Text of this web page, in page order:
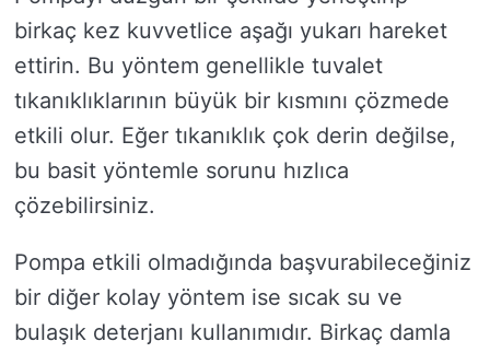
birkaç kez kuvvetlice aşağı yukarı hareket
ettirin. Bu yöntem genellikle tuvalet
tıkanıklıklarının büyük bir kısmını çözmede
etkili olur. Eğer tıkanıklık çok derin değilse,
bu basit yöntemle sorunu hızlıca
çözebilirsiniz.
Pompa etkili olmadığında başvurabileceğiniz
bir diğer kolay yöntem ise sıcak su ve
bulaşık deterjanı kullanımıdır. Birkaç damla